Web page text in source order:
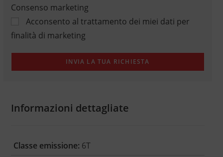
Consenso marketing
Acconsento al trattamento dei miei dati per
finalità di marketing
Informazioni dettagliate
Classe emissione: 6T